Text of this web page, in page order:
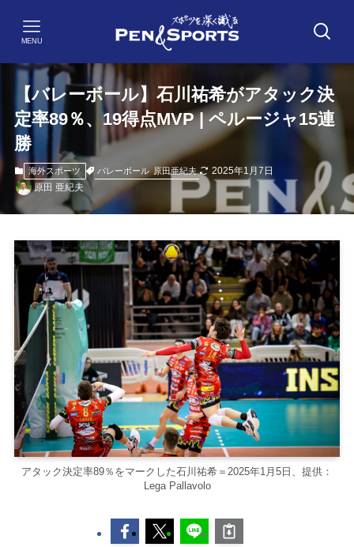
MENU
【バレーボール】石川祐希がアタック決
定率89％、19得点MVP | ペルージャ15連
勝
海外スポーツ バレーボール 原田亜紀夫
2025年1月7日
原田 亜紀夫
アタック決定率89％をマークした石川祐希＝2025年1月5日、提供：
Lega Pallavolo